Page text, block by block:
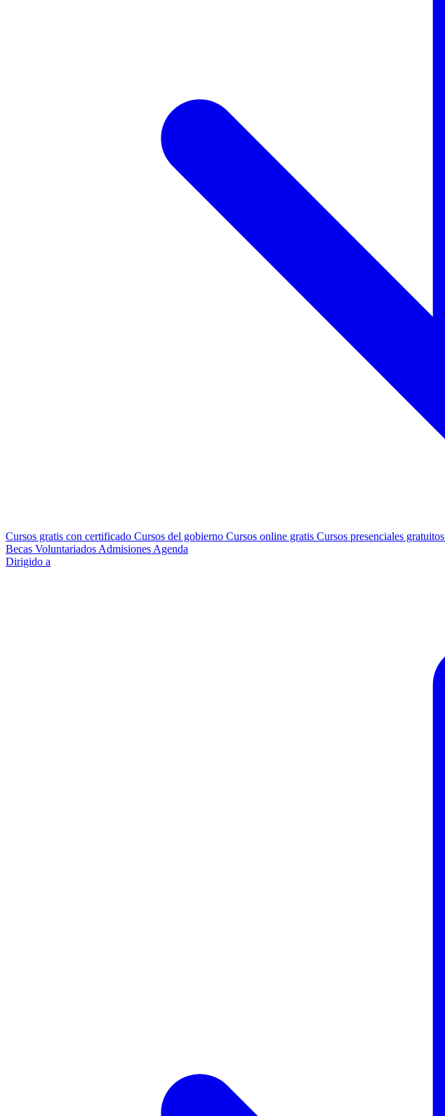
Cursos gratis con certificado Cursos del gobierno Cursos online gratis Cursos presenciales gratuitos
Becas Voluntariados Admisiones Agenda
Dirigido a